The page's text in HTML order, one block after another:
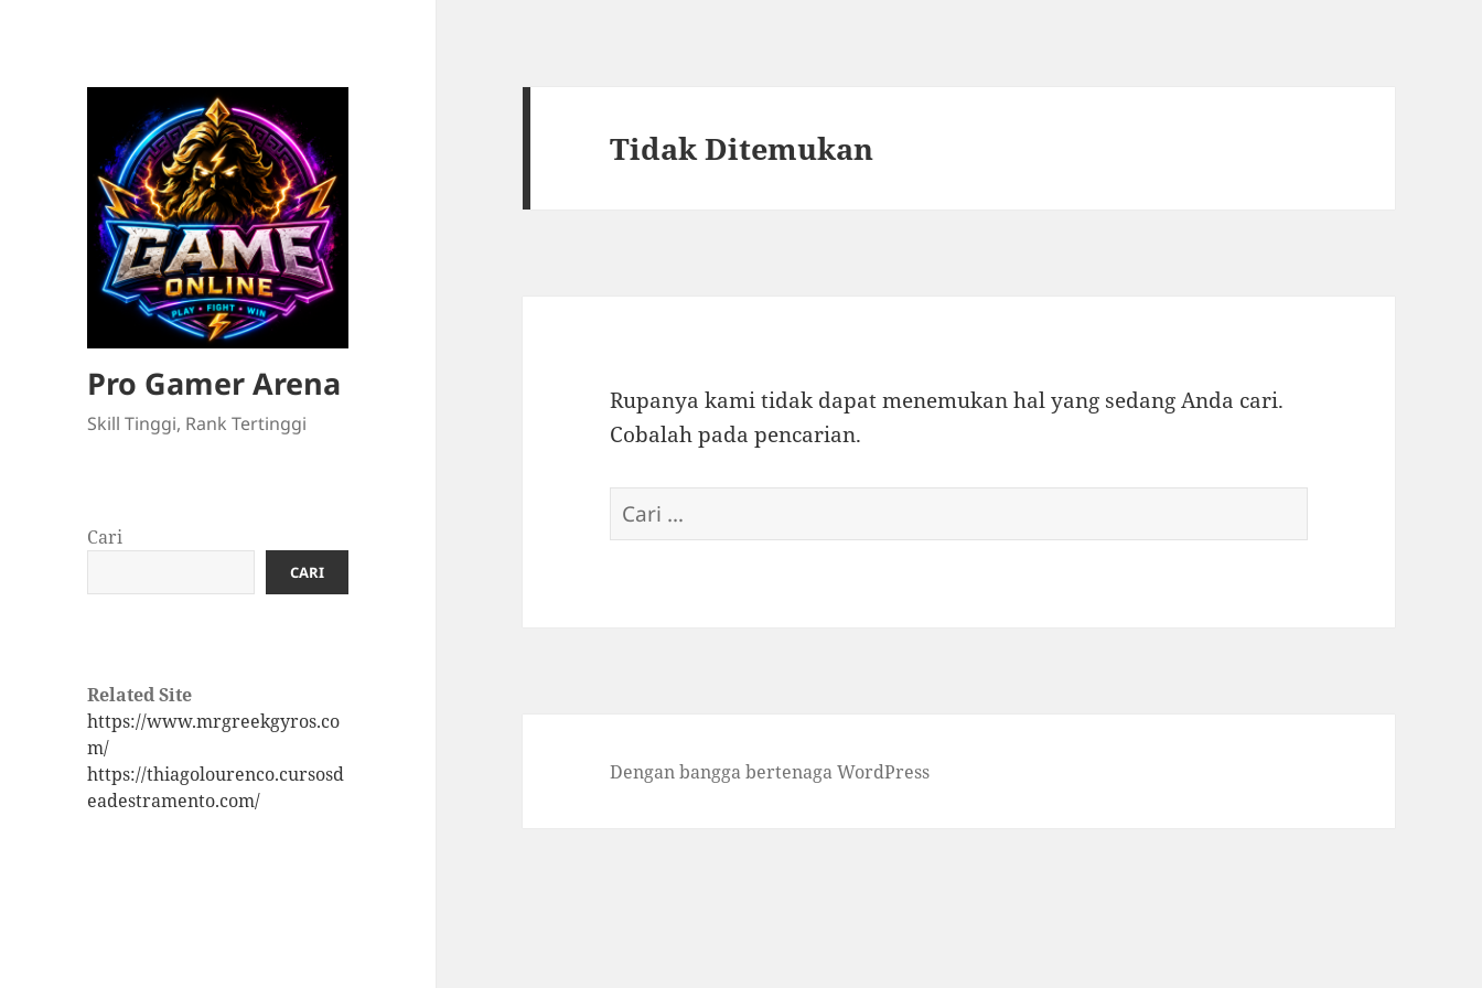
Pro Gamer Arena
Skill Tinggi, Rank Tertinggi
Cari
CARI
Related Site
https://www.mrgreekgyros.co
m/
https://thiagolourenco.cursosd
eadestramento.com/
Tidak Ditemukan
Rupanya kami tidak dapat menemukan hal yang sedang Anda cari.
Cobalah pada pencarian.
Cari
untuk:
Dengan bangga bertenaga WordPress